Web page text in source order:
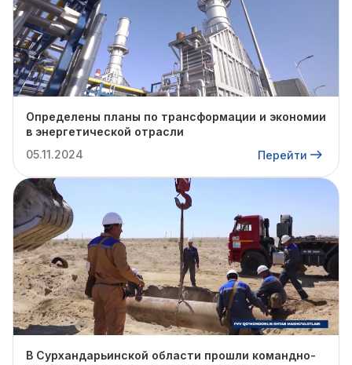
Определены планы по трансформации и экономии
в энергетической отрасли
05.11.2024
Перейти
В Сурхандарьинской области прошли командно-